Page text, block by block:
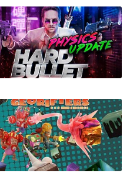
HARD BULLET (VR)